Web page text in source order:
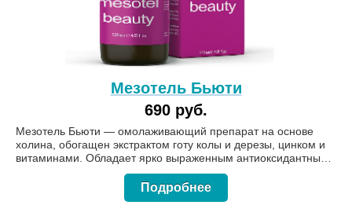
Мезотель Бьюти
690 руб.
Мезотель Бьюти — омолаживающий препарат на основе
холина, обогащен экстрактом готу колы и дерезы, цинком и
витаминами. Обладает ярко выраженным антиоксидантным
действием, а также противовирусным и противомикробным,
способствует выведению из организма солей тяжелых
металлов и токсинов, повышает иммунитет, снижает риск
Подробнее